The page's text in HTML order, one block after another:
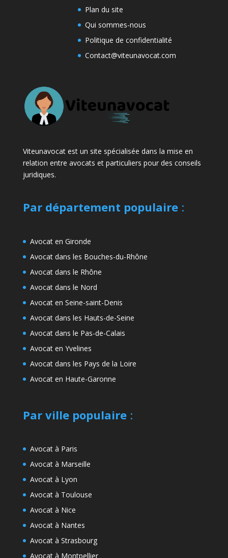
Plan du site
Qui sommes-nous
Politique de confidentialité
Contact@viteunavocat.com
Viteunavocat est un site spécialisée dans la mise en
relation entre avocats et particuliers pour des conseils
juridiques.
Par département populaire:
Avocat en Gironde
Avocat dans les Bouches-du-Rhône
Avocat dans le Rhône
Avocat dans le Nord
Avocat en Seine-saint-Denis
Avocat dans les Hauts-de-Seine
Avocat dans le Pas-de-Calais
Avocat en Yvelines
Avocat dans les Pays de la Loire
Avocat en Haute-Garonne
Par ville populaire:
Avocat à Paris
Avocat à Marseille
Avocat à Lyon
Avocat à Toulouse
Avocat à Nice
Avocat à Nantes
Avocat à Strasbourg
Avocat à Montpellier